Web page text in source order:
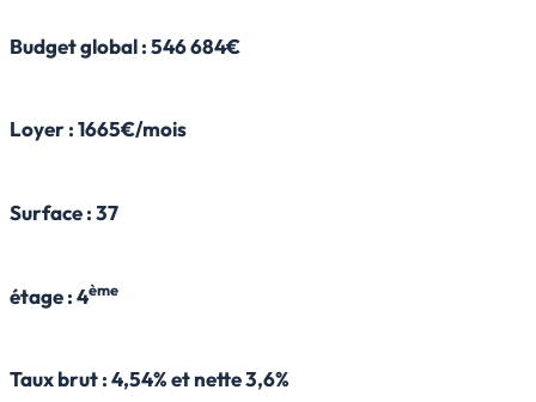
Budget global : 546 684€
Loyer : 1665€/mois
Surface : 37
étage : 4ème
Taux brut : 4,54% et nette 3,6%